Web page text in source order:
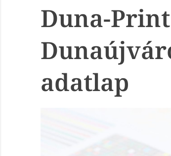
Duna-
adatlap